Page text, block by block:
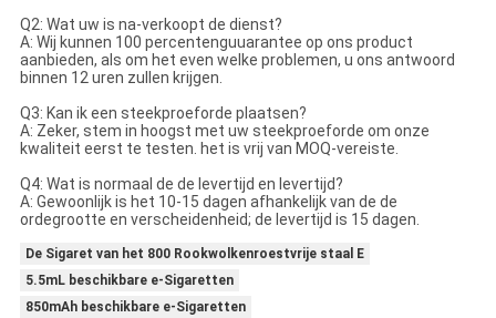
Q2: Wat uw is na-verkoopt de dienst?
A: Wij kunnen 100 percentenguuarantee op ons product
aanbieden, als om het even welke problemen, u ons antwoord
binnen 12 uren zullen krijgen.
Q3: Kan ik een steekproeforde plaatsen?
A: Zeker, stem in hoogst met uw steekproeforde om onze
kwaliteit eerst te testen. het is vrij van MOQ-vereiste.
Q4: Wat is normaal de de levertijd en levertijd?
A: Gewoonlijk is het 10-15 dagen afhankelijk van de de
ordegrootte en verscheidenheid; de levertijd is 15 dagen.
De Sigaret van het 800 Rookwolkenroestvrije staal E
5.5mL beschikbare e-Sigaretten
850mAh beschikbare e-Sigaretten